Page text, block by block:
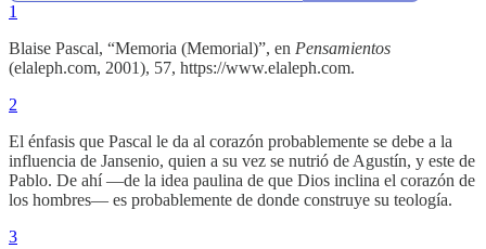
1
Blaise Pascal, “Memoria (Memorial)”, en Pensamientos
(elaleph.com, 2001), 57, https://www.elaleph.com.
2
El énfasis que Pascal le da al corazón probablemente se debe a la
influencia de Jansenio, quien a su vez se nutrió de Agustín, y este de
Pablo. De ahí —de la idea paulina de que Dios inclina el corazón de
los hombres— es probablemente de donde construye su teología.
3